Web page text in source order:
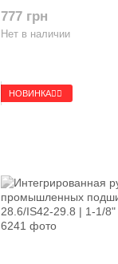
подшипниках
ZS55-40(30) | 1-1/
777 грн
Нет в наличии
НОВИНКА🚴‍♂️